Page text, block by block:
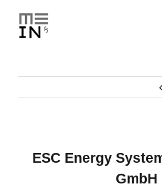
Inhalt
springen
ESC Energy
GmbH